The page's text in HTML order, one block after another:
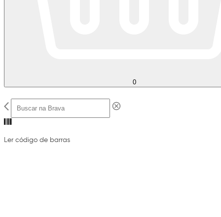
0
Ler código de barras